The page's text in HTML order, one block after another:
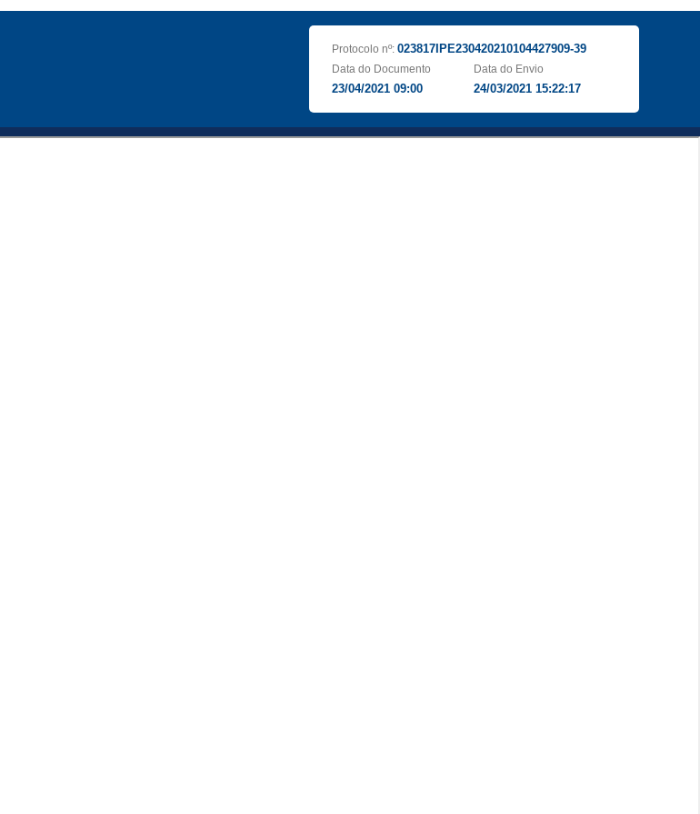
Protocolo nº: 023817IPE230420210104427909-39
Data do Documento
23/04/2021 09:00
Data do Envio
24/03/2021 15:22:17